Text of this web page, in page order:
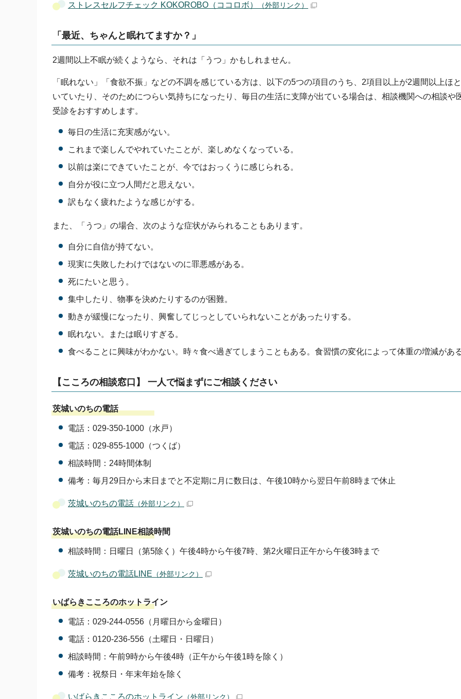
ストレスセルフチェック KOKOROBO（ココロボ） （外部リンク）
「最近、ちゃんと眠れてますか？」
2週間以上不眠が続くようなら、それは「うつ」かもしれません。
「眠れない」「食欲不振」などの不調を感じている方は、以下の5つの項目のうち、2項目以上が2週間以上ほ
いていたり、そのためにつらい気持ちになったり、毎日の生活に支障が出ている場合は、相談機関への相談や
受診をおすすめします。
毎日の生活に充実感がない。
これまで楽しんでやれていたことが、楽しめなくなっている。
以前は楽にできていたことが、今ではおっくうに感じられる。
自分が役に立つ人間だと思えない。
訳もなく疲れたような感じがする。
また、「うつ」の場合、次のような症状がみられることもあります。
自分に自信が持てない。
現実に失敗したわけではないのに罪悪感がある。
死にたいと思う。
集中したり、物事を決めたりするのが困難。
動きが緩慢になったり、興奮してじっとしていられないことがあったりする。
眠れない。または眠りすぎる。
食べることに興味がわかない。時々食べ過ぎてしまうこともある。食習慣の変化によって体重の増減があ
【こころの相談窓口】 一人で悩まずにご相談ください
茨城いのちの電話
電話：029-350-1000（水戸）
電話：029-855-1000（つくば）
相談時間：24時間体制
備考：毎月29日から末日までと不定期に月に数日は、午後10時から翌日午前8時まで休止
茨城いのちの電話 （外部リンク）
茨城いのちの電話LINE相談時間
相談時間：日曜日（第5除く）午後4時から午後7時、第2火曜日正午から午後3時まで
茨城いのちの電話LINE （外部リンク）
いばらきこころのホットライン
電話：029-244-0556（月曜日から金曜日）
電話：0120-236-556（土曜日・日曜日）
相談時間：午前9時から午後4時（正午から午後1時を除く）
備考：祝祭日・年末年始を除く
いばらきこころのホットライン （外部リンク）